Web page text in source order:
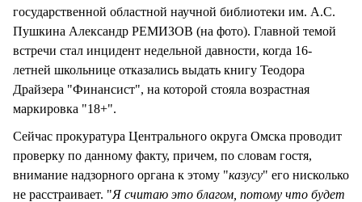
государственной областной научной библиотеки им. А.С.
Пушкина Александр РЕМИЗОВ (на фото). Главной темой
встречи стал инцидент недельной давности, когда 16-
летней школьнице отказались выдать книгу Теодора
Драйзера "Финансист", на которой стояла возрастная
маркировка "18+".
Сейчас прокуратура Центрального округа Омска проводит
проверку по данному факту, причем, по словам гостя,
внимание надзорного органа к этому "казусу" его нисколько
не расстраивает. "Я считаю это благом, потому что будет